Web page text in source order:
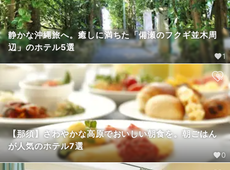
静かな沖縄旅へ。癒しに満ちた「備瀬のフクギ並木周
辺」のホテル5選
1
【那須】さわやかな高原でおいしい朝食を。朝ごはん
が人気のホテル7選
0